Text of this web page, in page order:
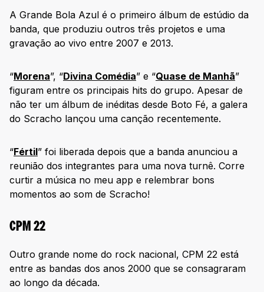
A Grande Bola Azul é o primeiro álbum de estúdio da
banda, que produziu outros três projetos e uma
gravação ao vivo entre 2007 e 2013.
“Morena”, “Divina Comédia” e “Quase de Manhã”
figuram entre os principais hits do grupo. Apesar de
não ter um álbum de inéditas desde Boto Fé, a galera
do Scracho lançou uma canção recentemente.
“Fértil” foi liberada depois que a banda anunciou a
reunião dos integrantes para uma nova turnê. Corre
curtir a música no meu app e relembrar bons
momentos ao som de Scracho!
CPM 22
Outro grande nome do rock nacional, CPM 22 está
entre as bandas dos anos 2000 que se consagraram
ao longo da década.